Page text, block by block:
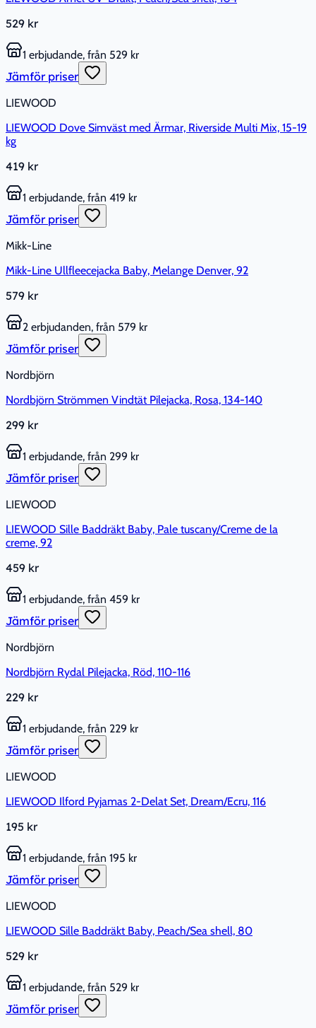
529 kr
1 erbjudande, från 529 kr
Jämför priser
LIEWOOD
LIEWOOD Dove Simväst med Ärmar, Riverside Multi Mix, 15-19
kg
419 kr
1 erbjudande, från 419 kr
Jämför priser
Mikk-Line
Mikk-Line Ullfleecejacka Baby, Melange Denver, 92
579 kr
2 erbjudanden, från 579 kr
Jämför priser
Nordbjörn
Nordbjörn Strömmen Vindtät Pilejacka, Rosa, 134-140
299 kr
1 erbjudande, från 299 kr
Jämför priser
LIEWOOD
LIEWOOD Sille Baddräkt Baby, Pale tuscany/Creme de la
creme, 92
459 kr
1 erbjudande, från 459 kr
Jämför priser
Nordbjörn
Nordbjörn Rydal Pilejacka, Röd, 110-116
229 kr
1 erbjudande, från 229 kr
Jämför priser
LIEWOOD
LIEWOOD Ilford Pyjamas 2-Delat Set, Dream/Ecru, 116
195 kr
1 erbjudande, från 195 kr
Jämför priser
LIEWOOD
LIEWOOD Sille Baddräkt Baby, Peach/Sea shell, 80
529 kr
1 erbjudande, från 529 kr
Jämför priser